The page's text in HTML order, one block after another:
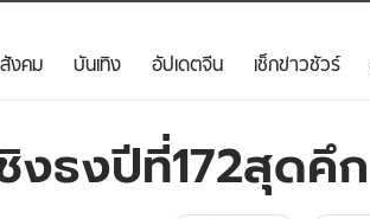
วย ไลฟ์สไตล์
ผู้ชาย
วัยรุ่น
สังคม บันเทิง อัปเดตจีน เช็กข่าวชัวร์
งธงปีที่172สุดคึก